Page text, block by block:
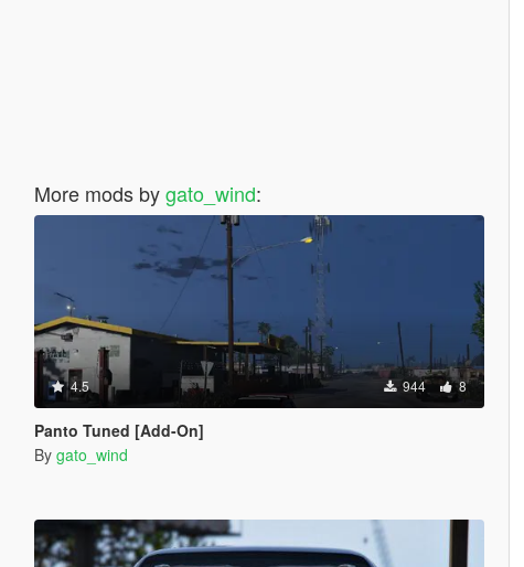
More mods bygato_wind:
4.5 944 8
Panto Tuned [Add-On]
By gato_wind